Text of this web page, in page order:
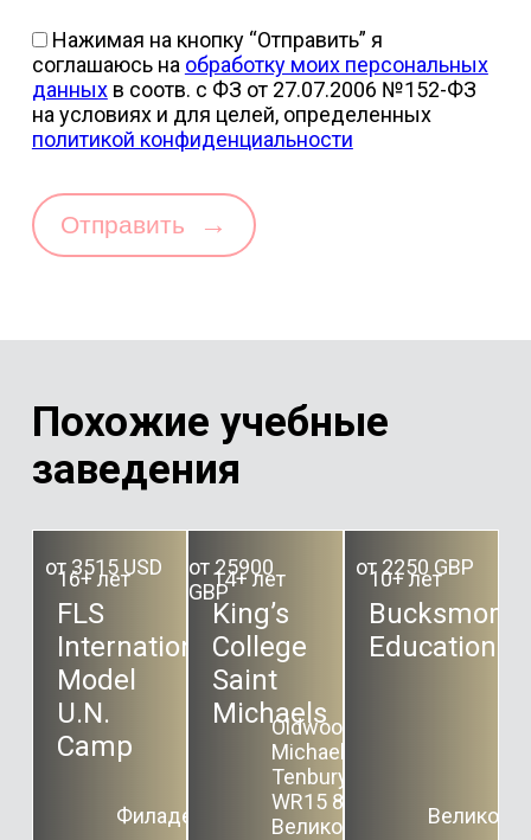
Нажимая на кнопку “Отправить” я
соглашаюсь на обработку моих персональных
данныхв соотв. с ФЗ от 27.07.2006 №152-ФЗ
на условиях и для целей, определенных
политикой конфиденциальности
Отправить →
Похожие учебные
заведения
16+ лет
FLS
International
Model
U.N.
Camp
от 3515 USD
Филадельфия
14+ лет
King’s
College
Saint
Michaels
от 25900
GBP
Oldwood Rd, St
Michaels,
Tenbury Wells
WR15 8PH,
Великобритания
10+ лет
Bucksmore
Education
от 2250 GBP